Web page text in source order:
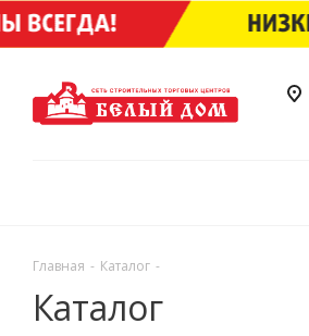
Главная - Каталог -
Каталог